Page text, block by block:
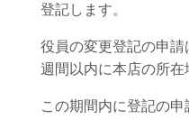
登記します。
役員の変更登記の申請
週間以内に本店の所在
この期間内に登記の